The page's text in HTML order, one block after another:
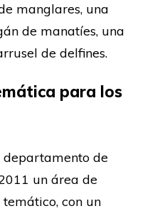
manglares, una
de manatíes, una
de delfines.
para los
departamento de
un área de
con un